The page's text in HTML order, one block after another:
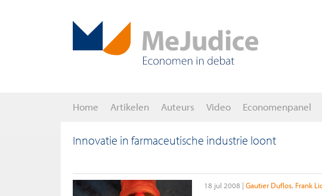
Home Artikelen Auteurs Video Economenpanel
Innovatie in farmaceutische industrie loont
18 jul 2008 Gautier Duflos Frank